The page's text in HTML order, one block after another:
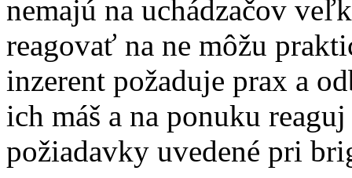
nemajú na uchádzačov
reagovať na ne môžu
inzerent požaduje prax a
ich máš a na ponuku
požiadavky uvedené pri